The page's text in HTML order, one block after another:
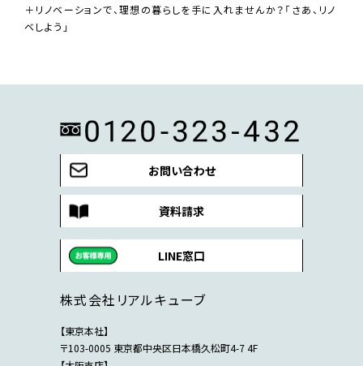
＋リノベーションで、理想の暮らしを手に入れませんか？「さあ、リノ
ベしよう」
お問い合わせ
資料請求
LINE窓口
株式会社リアルキューブ
【東京本社】
〒103-0005 東京都中央区日本橋久松町4-7 4F